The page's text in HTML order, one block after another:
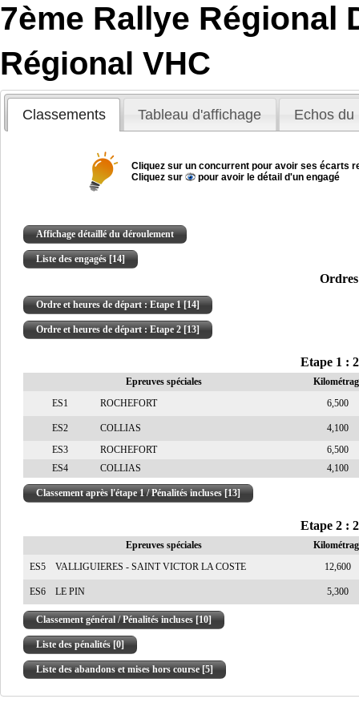
7ème Rallye Régional
Régional VHC
Classements Tableau d'affichage Echos du
Cliquez sur un concurrent pour avoir ses écarts
Cliquez sur
pour avoir le détail d'un engagé
Affichage détaillé du déroulement
Liste des engagés [14]
Ordre et heures de départ : Etape 1 [14]
Ordre et heures de départ : Etape 2 [13]
Etape 1 :
Epreuves spéciales
ES1
ROCHEFORT 6,500
ES2 COLLIAS
4,100
ES3
ROCHEFORT
6,500
ES4
COLLIAS 4,100
Classement après l'étape 1 / Pénalités incluses [13]
Etape 2 :
Epreuves spéciales
ES5
VALLIGUIERES - SAINT VICTOR LA COSTE 12,600
ES6 LE PIN 5,300
Classement général / Pénalités incluses [10]
Liste des pénalités [0]
Liste des abandons et mises hors course [5]